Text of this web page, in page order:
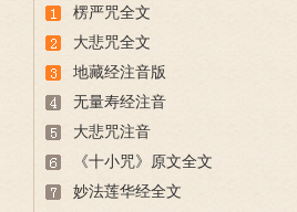
楞严咒全文
大悲咒全文
地藏经注音版
无量寿经注音
大悲咒注音
《十小咒》原文全文
妙法莲华经全文